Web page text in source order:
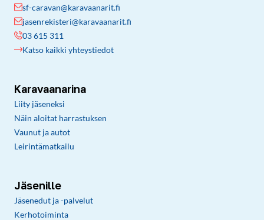
sf-caravan@karavaanarit.fi
jasenrekisteri@karavaanarit.fi
03 615 311
Katso kaikki yhteystiedot
Karavaanarina
Liity jäseneksi
Näin aloitat harrastuksen
Vaunut ja autot
Leirintämatkailu
Jäsenille
Jäsenedut ja -palvelut
Kerhotoiminta